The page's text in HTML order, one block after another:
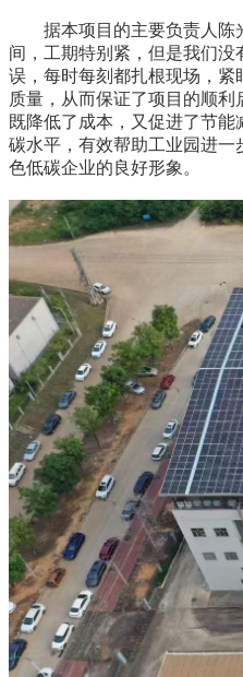
据本项目的主要负责人陈
间，工期特别紧，但是我们
误，每时每刻都扎根现场，紧
质量，从而保证了项目的顺利
既降低了成本，又促进了节
碳水平，有效帮助工业园进
色低碳企业的良好形象。